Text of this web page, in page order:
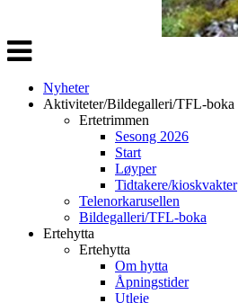
Veksle
navigasjon
Nyheter
Aktiviteter/Bildegalleri/TFL-boka
Ertetrimmen
Sesong 2026
Start
Løyper
Tidtakere/kioskvakter
Telenorkarusellen
Bildegalleri/TFL-boka
Ertehytta
Ertehytta
Om hytta
Åpningstider
Utleie